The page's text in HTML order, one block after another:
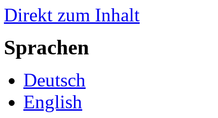
Direkt zum Inhalt
Sprachen
Deutsch
English